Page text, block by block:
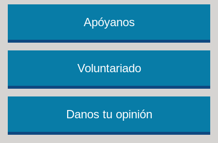
Apóyanos
Voluntariado
Danos tu opinión